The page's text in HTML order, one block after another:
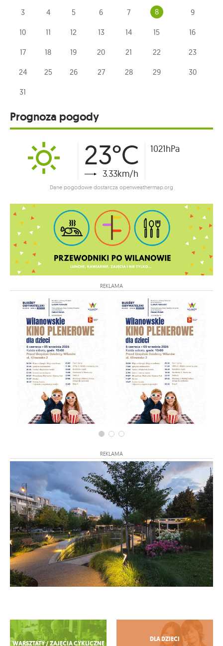
3 4 5 6 7 8 9
10 11 12 13 14 15 16
17 18 19 20 21 22 23
24 25 26 27 28 29 30
31
Prognoza pogody
23°C
3.33km/h
1021hPa
Dane pogodowe dostarcza openweathermap.org
REKLAMA
REKLAMA
Zobacz więcej
WARSZTATY / ZAJĘCIA CYKLICZNE
DLA DZIECI